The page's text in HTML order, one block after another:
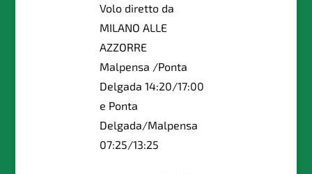
Volo diretto da
MILANO ALLE
AZZORRE
Malpensa /Ponta
Delgada 14:20/17:00
e Ponta
Delgada/Malpensa
07:25/13:25